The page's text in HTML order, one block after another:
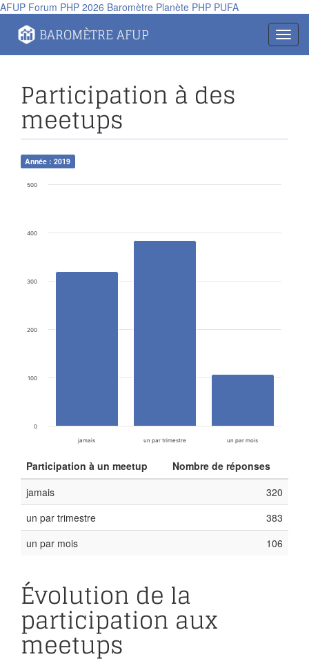
AFUP Forum PHP 2026 Baromètre Planète PHP PUFA
BAROMÈTRE AFUP
Participation à des
meetups
Année : 2019
jamais un par trimestre un par mois
0
100
200
300
400
500
Participation à un meetup
Nombre de réponses
jamais
320
un par trimestre
383
un par mois
106
Évolution de la
participation aux
meetups
Panneau de gestion des cookies